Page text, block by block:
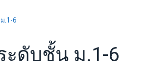
.1-6
ดับชั้น ม.1-6